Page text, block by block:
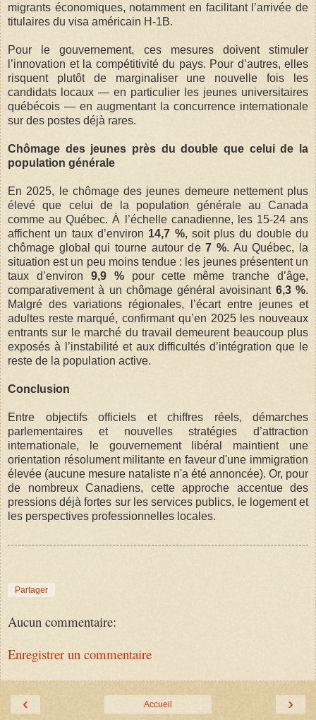
migrants économiques, notamment en facilitant l’arrivée de
titulaires du visa américain H-1B.
Pour le gouvernement, ces mesures doivent stimuler
l’innovation et la compétitivité du pays. Pour d’autres, elles
risquent plutôt de marginaliser une nouvelle fois les
candidats locaux — en particulier les jeunes universitaires
québécois — en augmentant la concurrence internationale
sur des postes déjà rares.
Chômage des jeunes près du double que celui de la
population générale
En 2025, le chômage des jeunes demeure nettement plus
élevé que celui de la population générale au Canada
comme au Québec. À l’échelle canadienne, les 15-24 ans
affichent un taux d’environ 14,7 %, soit plus du double du
chômage global qui tourne autour de7 %. Au Québec, la
situation est un peu moins tendue : les jeunes présentent un
taux d’environ 9,9 %pour cette même tranche d’âge,
comparativement à un chômage général avoisinant 6,3 %.
Malgré des variations régionales, l’écart entre jeunes et
adultes reste marqué, confirmant qu’en 2025 les nouveaux
entrants sur le marché du travail demeurent beaucoup plus
exposés à l’instabilité et aux difficultés d’intégration que le
reste de la population active.
Conclusion
Entre objectifs officiels et chiffres réels, démarches
parlementaires et nouvelles stratégies d’attraction
internationale, le gouvernement libéral maintient une
orientation résolument militante en faveur d'une immigration
élevée (aucune mesure nataliste n'a été annoncée). Or, pour
de nombreux Canadiens, cette approche accentue des
pressions déjà fortes sur les services publics, le logement et
les perspectives professionnelles locales.
Partager
Aucun commentaire:
Enregistrer un commentaire
‹ ›
Accueil